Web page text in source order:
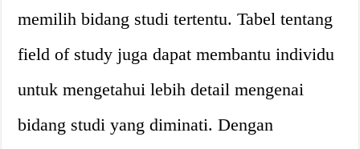
memilih bidang studi tertentu. Tabel tentang
field of study juga dapat membantu individu
untuk mengetahui lebih detail mengenai
bidang studi yang diminati. Dengan